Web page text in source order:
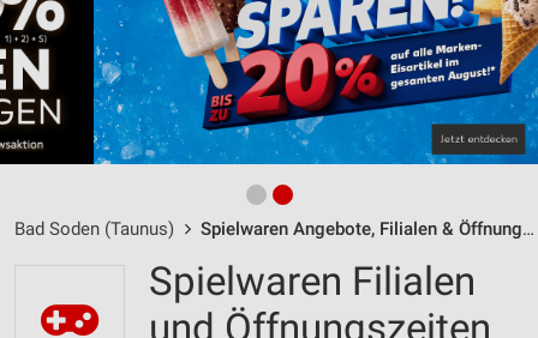
Bad Soden (Taunus) Spielwaren Angebote, Filialen & Öffnungszeiten
Spielwaren Filialen
und Öffnungszeiten